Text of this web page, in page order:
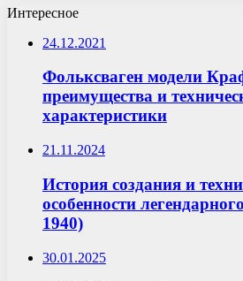
Интересное
24.12.2021
Фольксваген модели
преимущества и
характеристики
21.11.2024
История создания и
особенности
1940)
30.01.2025